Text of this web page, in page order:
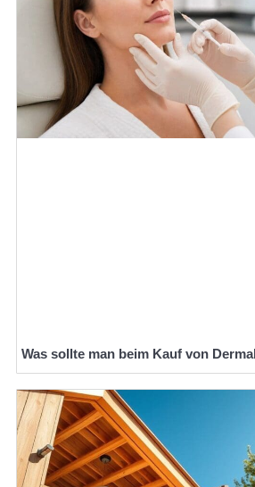
Was sollte man beim Kauf von